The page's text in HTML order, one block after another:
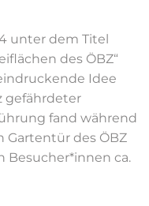
unter dem Titel
des ÖBZ“
Idee
gefährdeter
fand während
Gartentür des ÖBZ
Besucher*innen ca.